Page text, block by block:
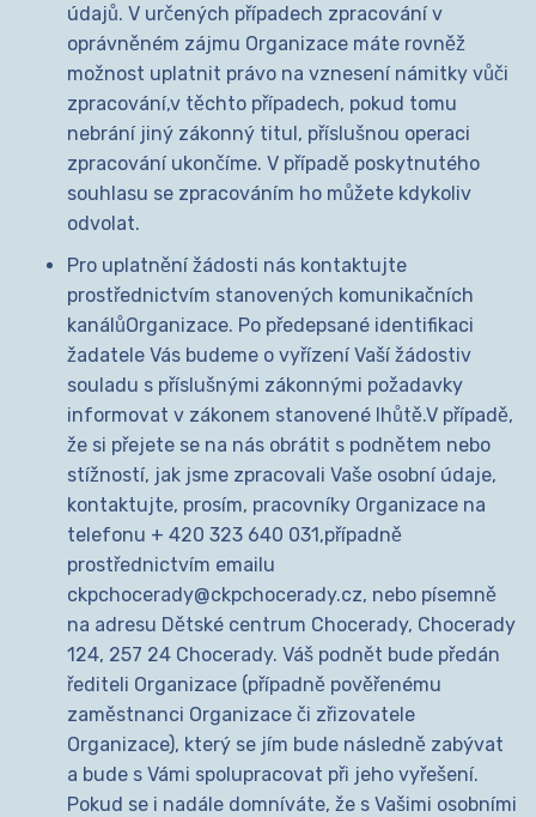
údajů. V určených případech zpracování v
oprávněném zájmu Organizace máte rovněž
možnost uplatnit právo na vznesení námitky vůči
zpracování,v těchto případech, pokud tomu
nebrání jiný zákonný titul, příslušnou operaci
zpracování ukončíme. V případě poskytnutého
souhlasu se zpracováním ho můžete kdykoliv
odvolat.
Pro uplatnění žádosti nás kontaktujte
prostřednictvím stanovených komunikačních
kanálůOrganizace. Po předepsané identifikaci
žadatele Vás budeme o vyřízení Vaší žádostiv
souladu s příslušnými zákonnými požadavky
informovat v zákonem stanovené lhůtě.V případě,
že si přejete se na nás obrátit s podnětem nebo
stížností, jak jsme zpracovali Vaše osobní údaje,
kontaktujte, prosím, pracovníky Organizace na
telefonu + 420 323 640 031,případně
prostřednictvím emailu
ckpchocerady@ckpchocerady.cz, nebo písemně
na adresu Dětské centrum Chocerady, Chocerady
124, 257 24 Chocerady. Váš podnět bude předán
řediteli Organizace (případně pověřenému
zaměstnanci Organizace či zřizovatele
Organizace), který se jím bude následně zabývat
a bude s Vámi spolupracovat při jeho vyřešení.
Pokud se i nadále domníváte, že s Vašimi osobními